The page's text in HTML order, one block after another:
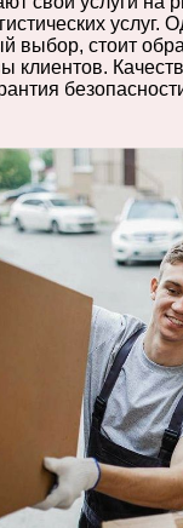
услуг.
выбор, стоит
клиентов.